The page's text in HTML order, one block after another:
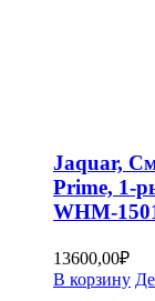
Jaquar,
Prime, 1-
WHM-
13600,00₽
В корзину